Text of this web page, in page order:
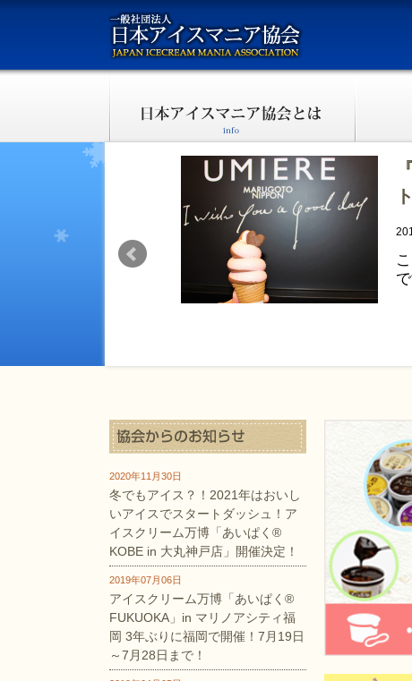
2020年11月30日
冬でもアイス？！2021年はおいし
いアイスでスタートダッシュ！ア
イスクリーム万博「あいぱく®
KOBE in 大丸神戸店」開催決定！
2019年07月06日
アイスクリーム万博「あいぱく®
FUKUOKA」in マリノアシティ福
岡 3年ぶりに福岡で開催！7月19日
～7月28日まで！